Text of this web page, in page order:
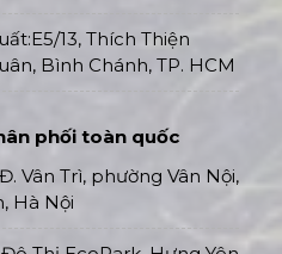
13, Thích Thiện
Bình Chánh, TP. HCM
phối toàn quốc
Vân Trì, phường Vân Nội,
Hà Nội